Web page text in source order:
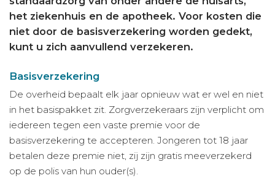
het ziekenhuis en de apotheek. Voor kosten die
niet door de basisverzekering worden gedekt,
kunt u zich aanvullend verzekeren.
Basisverzekering
De overheid bepaalt elk jaar opnieuw wat er wel en niet
in het basispakket zit. Zorgverzekeraars zijn verplicht om
iedereen tegen een vaste premie voor de
basisverzekering te accepteren. Jongeren tot 18 jaar
betalen deze premie niet, zij zijn gratis meeverzekerd
op de polis van hun ouder(s).